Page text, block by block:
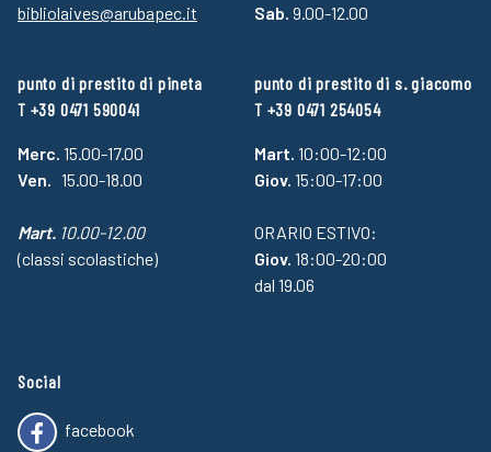
bibliolaives@arubapec.it
Sab. 9.00-12.00
punto di prestito di pineta
T +39 0471 590041
Merc. 15.00-17.00
Ven.
15.00-18.00
Mart. 10.00-12.00
(classi scolastiche)
punto di prestito di s. giacomo
T +39 0471 254054
Mart. 10:00-12:00
Giov. 15:00-17:00
ORARIO ESTIVO:
Giov. 18:00-20:00
dal 19.06
Social
facebook